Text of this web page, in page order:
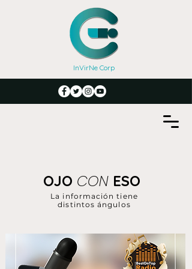
InVirNe Corp
La información tiene
distintos ángulos
OJO CON ESO